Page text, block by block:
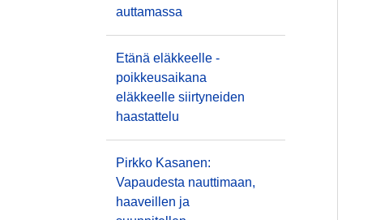
auttamassa
Etänä eläkkeelle -
poikkeusaikana
eläkkeelle siirtyneiden
haastattelu
Pirkko Kasanen:
Vapaudesta nauttimaan,
haaveillen ja